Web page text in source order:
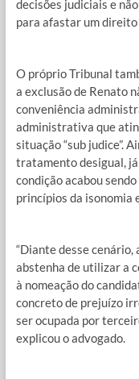
decisões judiciais e
para afastar um direito
O próprio Tribunal
a exclusão de Renato
conveniência
administrativa que
situação “sub judice”.
tratamento desigual,
condição acabou
princípios da isonomia
“Diante desse
abstenha de utilizar a
à nomeação do
concreto de prejuízo
ser ocupada por
explicou o advogado.